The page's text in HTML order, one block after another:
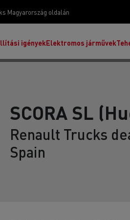
Magyarország oldalán
igényekElektromos járművek
SCORA SL
Renault Trucks
Spain